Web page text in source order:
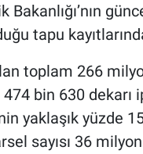
Bakanlığı’nın
tapu
toplam 266
bin 630 dekarı
yaklaşık yüzde
sayısı 36